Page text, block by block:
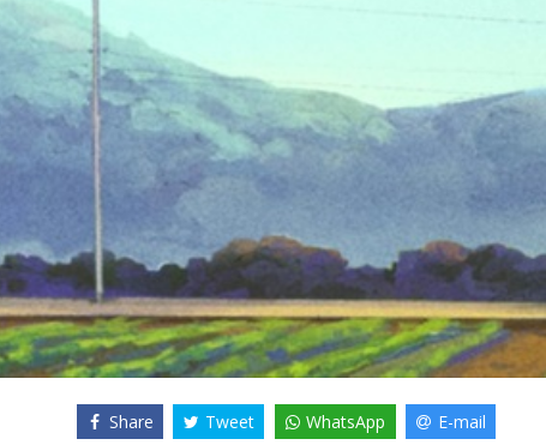
Share Tweet WhatsApp E-mail